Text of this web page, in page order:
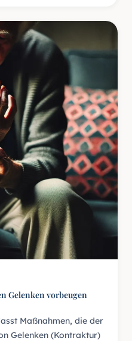
Gelenken vorbeugen
Maßnahmen, die der
Gelenken (Kontraktur)